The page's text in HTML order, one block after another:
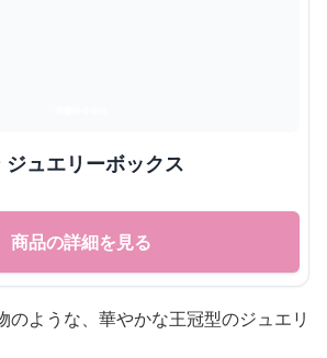
ュエリーボックス
商品の詳細を見る
のような、華やかな王冠型のジュエリ